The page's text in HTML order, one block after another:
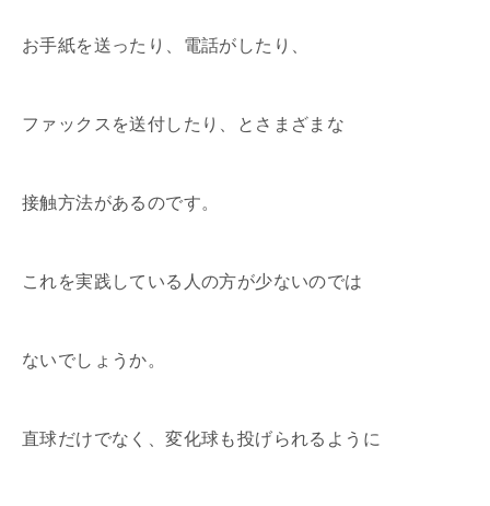
お手紙を送ったり、電話がしたり、
ファックスを送付したり、とさまざまな
接触方法があるのです。
これを実践している人の方が少ないのでは
ないでしょうか。
直球だけでなく、変化球も投げられるように